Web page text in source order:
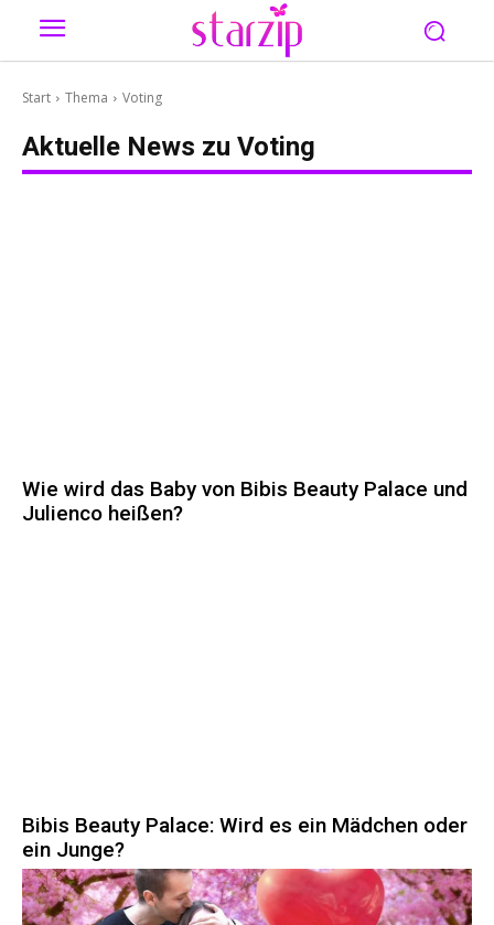
Start Thema Voting
Aktuelle News zu Voting
Wie wird das Baby von Bibis Beauty Palace und
Julienco heißen?
Bibis Beauty Palace: Wird es ein Mädchen oder
ein Junge?